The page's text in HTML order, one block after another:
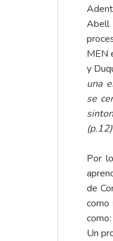
Abell
MEN
y
una
se
(p.12)
Por
de
como
como:
Un